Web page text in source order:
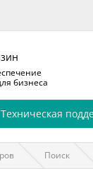
бизнеса
Техническая
Поиск